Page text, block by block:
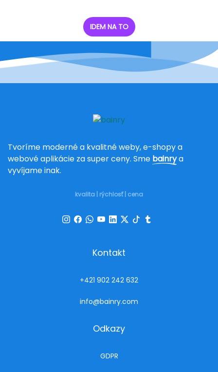
IDEM NA TO
Tvoríme moderné a kvalitné weby, e-shopy a
webové aplikácie za super ceny. Sme bainrya
vyvíjame inak.
kvalita | rýchlosť | cena
Kontakt
+421 902 242 632
info@bainry.com
Odkazy
GDPR